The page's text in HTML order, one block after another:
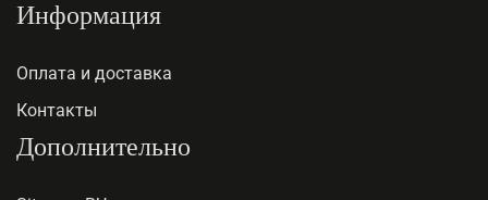
Информация
Оплата и доставка
Контакты
Дополнительно